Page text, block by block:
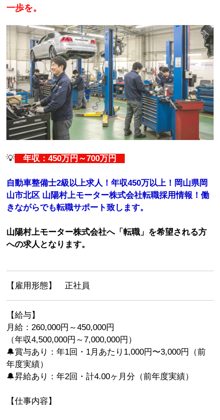
一歩を。
💡 年収：450万円～700万円
自動車整備士2級以上求人！年収450万以上！岡山県岡
山市北区 山陽村上モーター株式会社転職採用情報！働
きながらでも転職サポート致します。
山陽村上モーター株式会社へ「転職」を希望される方
への求人となります。
【雇用形態】 正社員
【給与】
月給：260,000円～450,000円
（年収4,500,000円～7,000,000円）
🔔賞与あり：年1回・1月あたり1,000円〜3,000円（前
年度実績）
🔔昇給あり：年2回・計4.00ヶ月分（前年度実績）
【仕事内容】